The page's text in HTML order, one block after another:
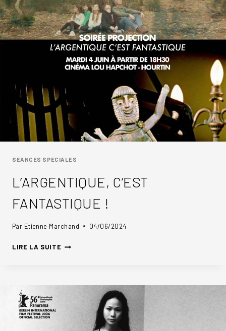
3
SEANCES SPECIALES
L’ARGENTIQUE, C’EST
FANTASTIQUE !
Par Etienne Marchand 04/06/2024
LIRE LA SUITEL’ARGENTIQUE,